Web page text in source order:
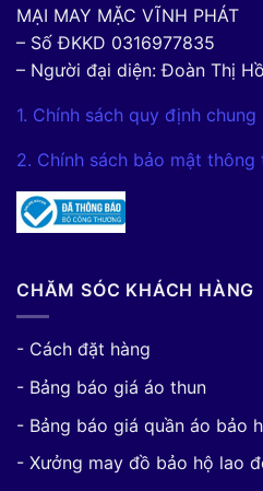
MẠI MAY MẶC VĨNH PHÁT
– Số ĐKKD 0316977835
– Người đại diện: Đoàn Thị
1. Chính sách quy định chung
2. Chính sách bảo mật thông
CHĂM SÓC KHÁCH HÀNG
- Cách đặt hàng
- Bảng báo giá áo thun
- Bảng báo giá quần áo bảo
- Xưởng may đồ bảo hộ lao